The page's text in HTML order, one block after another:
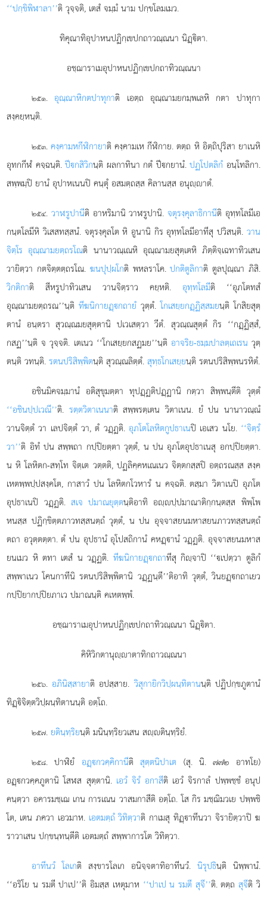
‘‘ปกฺขิพิฬาลา’’ติ วุจฺจติ, เตสํ จมฺมํ นาม ปกฺขโลมเมว.
ทิคุณาทิอุปาหนปฏิกฺเขปกถาวณฺณนา นิฏฺิตา.
อชฺฌาราเมอุปาหนปฏิกฺเขปกถาทิวณฺณนา
๒๕๑.อุณฺณาหิกตปาทุกาติ เอตฺถ อุณฺณามยกมฺพเลหิ กตา ปาทุกา
สงฺคยฺหนฺติ.
๒๕๓.คงฺคามหกีฬิกายาติ คงฺคามเห กีฬิกาย. ตตฺถ หิ อิตฺถิปุริสา ยาเนหิ
อุทกกีฬํ คจฺฉนฺติ.ปีกสิวิกนฺติ ผลกาทินา กตํ ปีกยานํ.ปฏโปตลิกํ อนฺโทลิกา.
สพฺพมฺปิ ยานํ อุปาหเนนปิ คนฺตุํ อสมตฺถสฺส คิลานสฺส อนุฺาตํ.
๒๕๔. วาฬรูปานีติ อาหริมานิ วาฬรูปานิ.จตุรงฺคุลาธิกานีติ อุทฺทโลมีเอ
กนฺตโลมีหิ วิเสสทสฺสนํ. จตุรงฺคุลโต หิ อูนานิ กิร อุทฺทโลมีอาทีสุ ปวิสนฺติ. วาน
จิตฺโร อุณฺณามยตฺถรโณติ นานาวณฺเณหิ อุณฺณามยสุตฺเตหิ ภิตฺติจฺเฉทาทิวเสน
วายิตฺวา กตจิตฺตตฺถรโณ. ฆนปุปฺผโกติ พหลราโค.ปกติตูลิกาติ ตูลปุณฺณา ภิสิ.
วิกติกาติ สีหรูปาทิวเสน วานจิตฺราว คยฺหติ. อุทฺทโลมีติ ‘‘อุภโตทสํ
อุณฺณามยตฺถรณ’’นฺติทีฆนิกายฏฺกถายํ วุตฺตํ.โกเสยฺยกฏฺฏิสฺสมยนฺติ โกสิยสุตฺ
ตานํ อนฺตรา สุวณฺณมยสุตฺตานิ ปเวเสตฺวา วีตํ. สุวณฺณสุตฺตํ กิร ‘‘กฏฺฏิสฺสํ,
กสฏ’’นฺติ จ วุจฺจติ. เตเนว ‘‘โกเสยฺยกสฏมย’’นฺติ อาจริย-ธมฺมปาลตฺเถเรน วุตฺ
ตนฺติ วทนฺติ.รตนปริสิพฺพิตนฺติ สุวณฺณลิตฺตํ.สุทฺธโกเสยฺยนฺติ รตนปริสิพฺพนรหิตํ.
อชินมิคจมฺมานํ อติสุขุมตฺตา ทุปฏฺฏติปฏฺฏานิ กตฺวา สิพฺพนฺตีติ วุตฺตํ
‘‘อชินปฺปเวณี’’ติ. รตฺตวิตาเนนาติ สพฺพรตฺเตน วิตาเนน. ยํ ปน นานาวณฺณํ
วานจิตฺตํ วา เลปจิตฺตํ วา, ตํ วฏฺฏติ. อุภโตโลหิตกูปธาเนปิ เอเสว นโย. ‘‘จิตฺรํ
วา’’ติ อิทํ ปน สพฺพถา กปฺปิยตฺตา วุตฺตํ, น ปน อุภโตอุปธาเนสุ อกปฺปิยตฺตา.
น หิ โลหิตก-สทฺโท จิตฺเต วตฺตติ, ปฏลิคฺคหเณเนว จิตฺตกสฺสปิ อตฺถรณสฺส สงฺค
เหตพฺพปฺปสงฺคโต, กาสาวํ ปน โลหิตกโวหารํ น คจฺฉติ. ตสฺมา วิตาเนปิ อุภโต
อุปธาเนปิ วฏฺฏติ. สเจ ปมาณยุตฺตนฺติอาทิ อฺปฺปมาณาติกฺกนฺตสฺส พิพฺโพ
หนสฺส ปฏิกฺขิตฺตภาวทสฺสนตฺถํ วุตฺตํ, น ปน อุจฺจาสยนมหาสยนภาวทสฺสนตฺถํ
ตถา อวุตฺตตฺตา. ตํ ปน อุปธานํ อุโปสถิกานํ คหฏฺานํ วฏฺฏติ. อุจฺจาสยนมหาส
ยนเมว หิ ตทา เตสํ น วฏฺฏติ. ทีฆนิกายฏฺกถาทีสุ กิฺจาปิ ‘‘เปตฺวา ตูลิกํ
สพฺพาเนว โคนกาทีนิ รตนปริสิพฺพิตานิ วฏฺฏนฺตี’’ติอาทิ วุตฺตํ, วินยฏฺกถาเยว
กปฺปิยากปฺปิยภาเว ปมาณนฺติ คเหตพฺพํ.
อชฺฌาราเมอุปาหนปฏิกฺเขปกถาทิวณฺณนา นิฏฺิตา.
คิหิวิกตานุฺาตาทิกถาวณฺณนา
๒๕๖.อภินิสฺสายาติ อปสฺสาย.วิสุกายิกวิปฺผนฺทิตานนฺติ ปฏิปกฺขภูตานํ
ทิฏฺิจิตฺตวิปฺผนฺทิตานนฺติ อตฺโถ.
๒๕๗. ยตินฺทฺริยนฺติ มนินฺทฺริยวเสน สฺตินฺทฺริยํ.
๒๕๘. ปาฬิยํ อฏฺกวคฺคิกานีติสุตฺตนิปาเต (สุ. นิ. ๗๗๒ อาทโย)
อฏฺกวคฺคภูตานิ โสฬส สุตฺตานิ. เอวํ จิรํ อกาสีติ เอวํ จิรกาลํ ปพฺพชฺชํ อนุป
คนฺตฺวา อคารมชฺเฌ เกน การเณน วาสมกาสีติ อตฺโถ. โส กิร มชฺฌิมวเย ปพฺพชิ
โต, เตน ภควา เอวมาห. เอตมตฺถํ วิทิตฺวาติ กาเมสุ ทิฏฺาทีนวา จิรายิตฺวาปิ ฆ
ราวาเสน ปกฺขนฺทนฺตีติ เอตมตฺถํ สพฺพาการโต วิทิตฺวา.
อาทีนวํ โลเกติ สงฺขารโลเก อนิจฺจตาทิอาทีนวํ. นิรุปธินฺติ นิพฺพานํ.
‘‘อริโย น รมตี ปาเป’’ติ อิมสฺส เหตุมาห ‘‘ปาเป น รมตี สุจี’’ติ. ตตฺถสุจีติ วิ